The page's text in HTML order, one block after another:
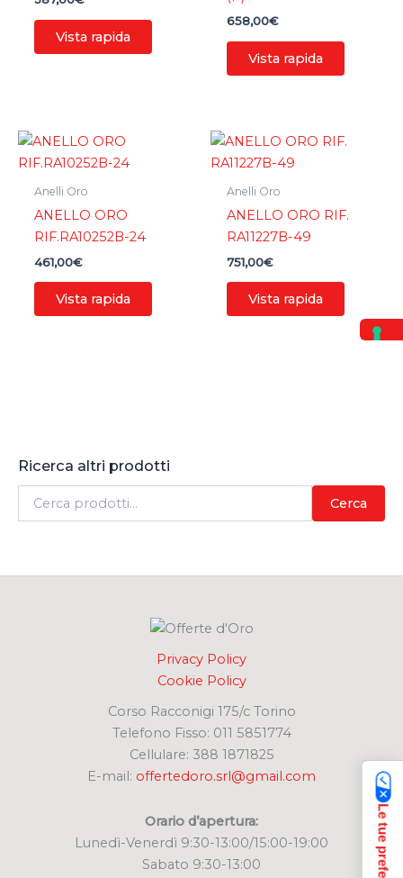
Ricerca altri prodotti
Cerca
Vista rapida
658,00€
Vista rapida
Anelli Oro
ANELLO ORO
RIF.RA10252B-24
461,00€
Vista rapida
Anelli Oro
ANELLO ORO RIF.
RA11227B-49
751,00€
Vista rapida
Privacy Policy
Cookie Policy
Corso Racconigi 175/c Torino
Telefono Fisso: 011 5851774
Cellulare: 388 1871825
E-mail: offertedoro.srl@gmail.com
Orario d’apertura:
Lunedì-Venerdì 9:30-13:00/15:00-19:00
Sabato 9:30-13:00